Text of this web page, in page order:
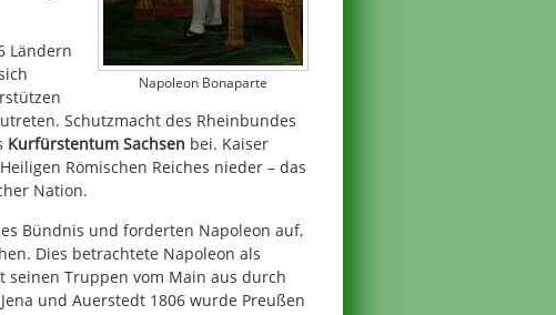
Napoleon Bonaparte
Ländern
Schutzmacht des Rheinbundes
Kurfürstentum Sachsen bei. Kaiser
Römischen Reiches nieder – das
Nation.
Bündnis und forderten Napoleon auf,
Dies betrachtete Napoleon als
seinen Truppen vom Main aus durch
und Auerstedt 1806 wurde Preußen